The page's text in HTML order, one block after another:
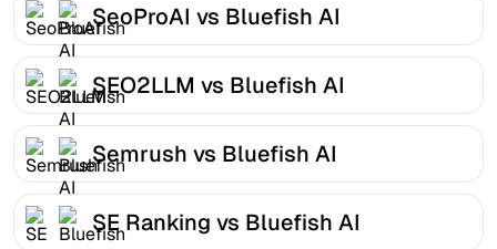
SeoProAI vs Bluefish AI
SEO2LLM vs Bluefish AI
Semrush vs Bluefish AI
SE Ranking vs Bluefish AI